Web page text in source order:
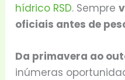
hídrico RSD. Sempre
oficiais antes de
Da primavera ao
inúmeras